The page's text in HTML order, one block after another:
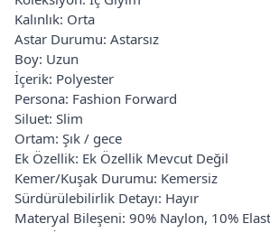
Kalınlık: Orta
Astar Durumu: Astarsız
Boy: Uzun
İçerik: Polyester
Persona: Fashion Forward
Siluet: Slim
Ortam: Şık / gece
Ek Özellik: Ek Özellik Mevcut Değil
Kemer/Kuşak Durumu: Kemersiz
Sürdürülebilirlik Detayı: Hayır
Materyal Bileşeni: 90% Naylon, 10%